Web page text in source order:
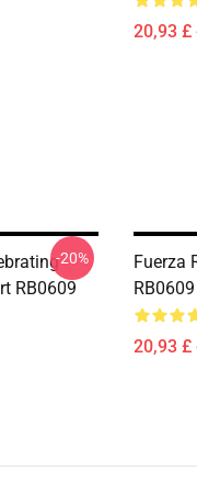
20,93 £
RB0609
-20%
Fuerza
RB0609
20,93 £